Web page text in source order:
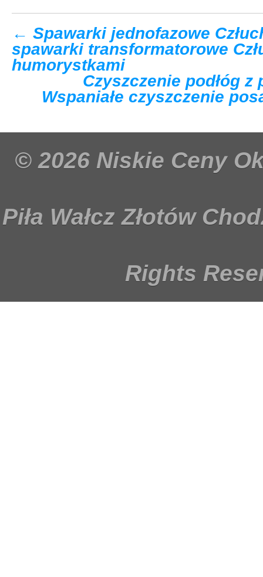
← Spawarki jednofazowe
spawarki transformatorowe
humorystkami
Czyszczenie podłóg z
Wspaniałe czyszczenie
© 2026 Niskie Ceny
Piła Wałcz Złotów
Rights